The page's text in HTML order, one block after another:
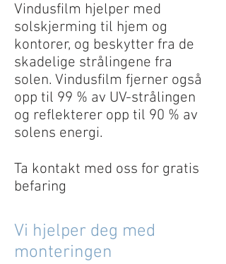
Vindusfilm hjelper med
solskjerming til hjem og
kontorer, og beskytter fra de
skadelige strålingene fra
solen. Vindusfilm fjerner også
opp til 99 % av UV-strålingen
og reflekterer opp til 90 % av
solens energi.
Ta kontakt med oss for gratis
befaring
Vi hjelper deg med
monteringen